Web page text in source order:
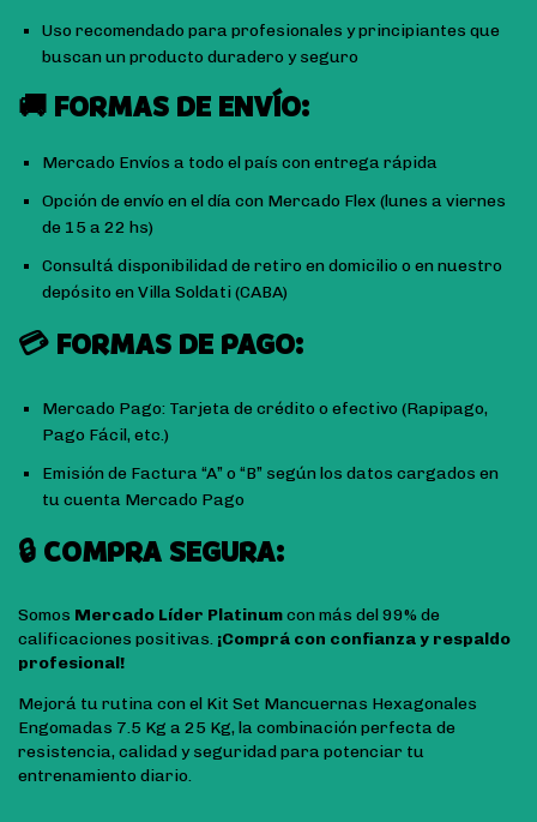
Uso recomendado para profesionales y principiantes que
buscan un producto duradero y seguro
🚚 FORMAS DE ENVÍO:
Mercado Envíos a todo el país con entrega rápida
Opción de envío en el día con Mercado Flex (lunes a viernes
de 15 a 22 hs)
Consultá disponibilidad de retiro en domicilio o en nuestro
depósito en Villa Soldati (CABA)
💳 FORMAS DE PAGO:
Mercado Pago: Tarjeta de crédito o efectivo (Rapipago,
Pago Fácil, etc.)
Emisión de Factura “A” o “B” según los datos cargados en
tu cuenta Mercado Pago
🔒 COMPRA SEGURA:
Somos Mercado Líder Platinumcon más del 99% de
calificaciones positivas. ¡Comprá con confianza y respaldo
profesional!
Mejorá tu rutina con el Kit Set Mancuernas Hexagonales
Engomadas 7.5 Kg a 25 Kg, la combinación perfecta de
resistencia, calidad y seguridad para potenciar tu
entrenamiento diario.